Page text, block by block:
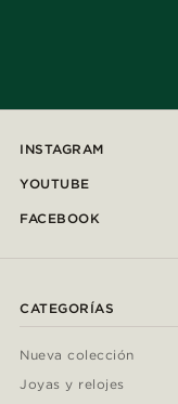
INSTAGRAM
YOUTUBE
FACEBOOK
CATEGORÍAS
Nueva colección
Joyas y relojes